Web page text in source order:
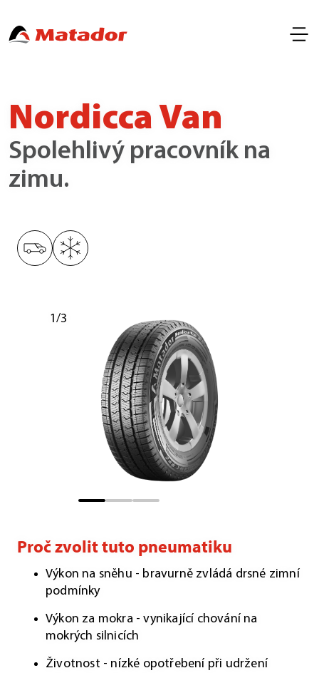
Nordicca Van
Spolehlivý pracovník na
zimu.
1/3
Proč zvolit tuto pneumatiku
Výkon na sněhu - bravurně zvládá drsné zimní
podmínky
Výkon za mokra - vynikající chování na
mokrých silnicích
Životnost - nízké opotřebení při udržení